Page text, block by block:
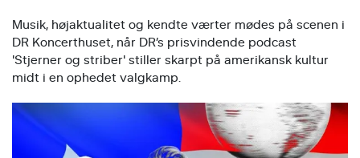
Musik, højaktualitet og kendte værter mødes på scenen i
DR Koncerthuset, når DR’s prisvindende podcast
'Stjerner og striber' stiller skarpt på amerikansk kultur
midt i en ophedet valgkamp.